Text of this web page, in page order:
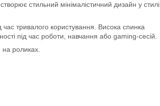
стильний мінімалістичний дизайн у стилі
час тривалого користування. Висока спинка
під час роботи, навчання або gaming-сесій.
роликах.